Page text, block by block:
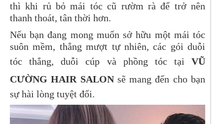
thì khi rủ bỏ mái tóc cũ rườm rà để trở nên
thanh thoát, tân thời hơn.
Nếu bạn đang mong muốn sở hữu một mái tóc
suôn mềm, thẳng mượt tự nhiên, các gói duỗi
tóc thẳng, duỗi cúp và phồng tóc tại VŨ
CƯỜNG HAIR SALONsẽ mang đến cho bạn
sự hài lòng tuyệt đối.